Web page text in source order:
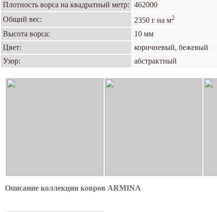
Плотность ворса на квадратный метр:
462000
Общий вес:
2350 г на м2
Высота ворса:
10 мм
Цвет:
коричневый, бежевый
Узор:
абстрактный
Описание коллекции ковров ARMINA